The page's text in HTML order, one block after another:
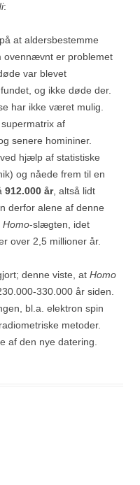
:
at aldersbestemme
ovennævnt er problemet
var blevet
og ikke døde der.
har ikke været mulig.
af
senere homininer.
hjælp af statistiske
og nåede frem til en
912.000 år, altså lidt
derfor alene af denne
Homo-slægten, idet
over 2,5 millioner år.
denne viste, at Homo
330.000 år siden.
bl.a. elektron spin
metoder.
af den nye datering.